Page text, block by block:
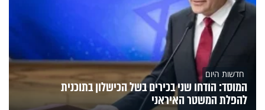
חדשות היום
המוסד: הודחו שני בכירים בשל הכישלון בתוכנית
להפלת המשטר האיראני